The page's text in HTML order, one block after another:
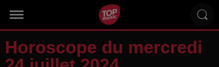
Horoscope du mercredi